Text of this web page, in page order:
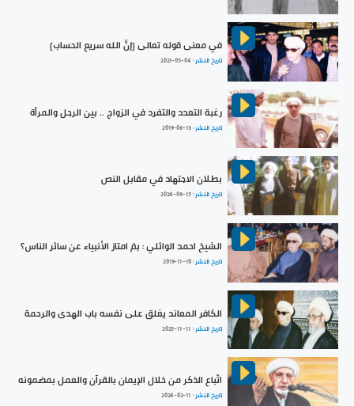
في معنى قوله تعالى {إنَّ الله سريع الحساب}
تاريخ النشر : 2021-05-04
رغبة التعدد والتفرد في الزواج .. بين الرجل والمرأة
تاريخ النشر :2019-06-13
بطلان الاجتهاد في مقابل النص
تاريخ النشر :2024-09-15
الشيخ احمد الوائلي : بمَ امتاز الأنبياء عن سائر الناس؟
تاريخ النشر :2019-11-10
الكافر المعاند يغلق على نفسه باب الهدى والرحمة
تاريخ النشر : 2025-11-11
اتّباع الذكر من خلال الإيمان بالقرآن والعمل بمضمونه
تاريخ النشر : 2024-02-11